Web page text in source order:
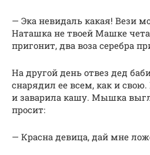
— Эка невидаль какая! Вези
Наташка не твоей Машке
пригонит, два воза серебра
На другой день отвез дед
снарядил ее всем, как и
и заварила кашу. Мышка
просит:
— Красна девица, дай мне